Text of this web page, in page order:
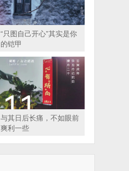
“只图自己开心”其实是你
的铠甲
与其日后长痛，不如眼前
爽利一些